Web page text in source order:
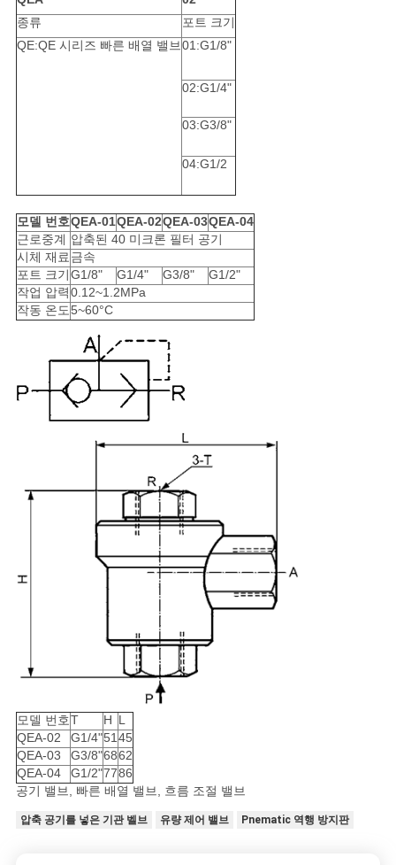
사
이
POLICY
종류
포트 크기
QE:QE 시리즈 빠른 배열 밸브01:G1/8"
02:G1/4"
03:G3/8"
04:G1/2
모델 번호QEA-01QEA-02QEA-03QEA-04
근로중계 압축된 40 미크론 필터 공기
시체 재료금속
포트 크기G1/8" G1/4" G3/8"
G1/2"
작업 압력0.12~1.2MPa
작동 온도5~60°C
모델 번호T H L
QEA-02
G1/4"51 45
QEA-03
G3/8"6862
QEA-04
G1/2"7786
공기 밸브, 빠른 배열 밸브, 흐름 조절 밸브
압축 공기를 넣은 기관 벨브 유량 제어 밸브 Pnematic 역행 방지판